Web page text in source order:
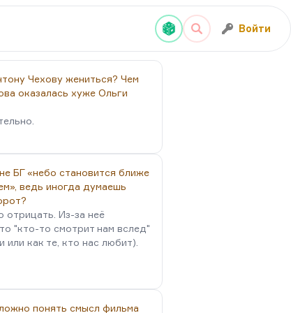
Войти
Чехову жениться? Чем
оказалась хуже Ольги
БГ «небо становится ближе
ведь иногда думаешь
отрицать. Из-за неё
"кто-то смотрит нам вслед"
или как те, кто нас любит).
понять смысл фильма